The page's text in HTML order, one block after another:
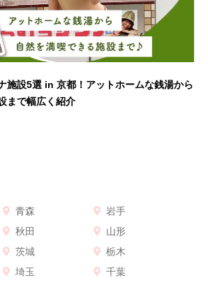
施設5選 in 京都！アットホームな銭湯から
まで幅広く紹介
青森
岩手
秋田
山形
茨城
栃木
埼玉
千葉